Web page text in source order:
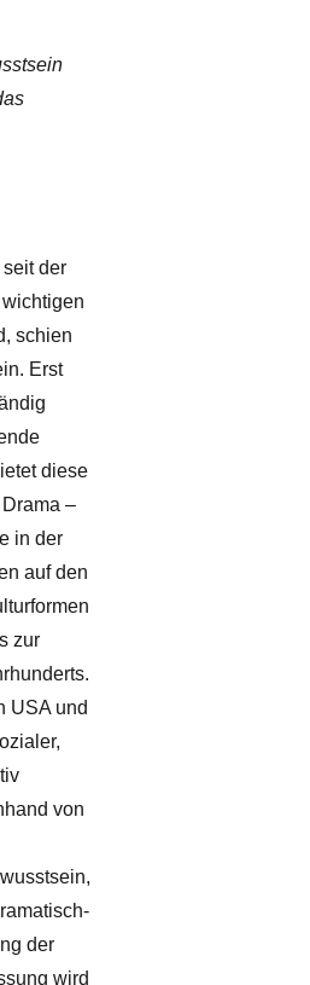
der
schien
Erst
diese
–
in der
auf den
zur
USA und
von
der
wird